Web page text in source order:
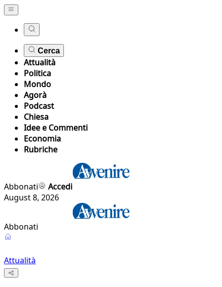
Cerca
Attualità
Politica
Mondo
Agorà
Podcast
Chiesa
Idee e Commenti
Economia
Rubriche
Abbonati
Accedi
August 8, 2026
Abbonati
Attualità